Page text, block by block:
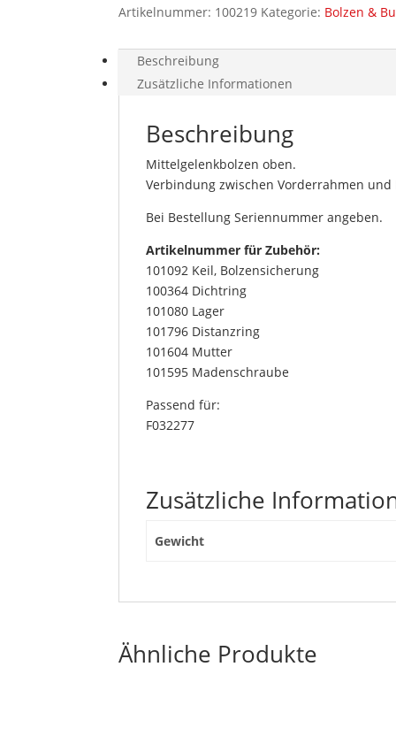
Menge
Artikelnummer: 100219 Kategorie: Bolzen &
Beschreibung
Zusätzliche Informationen
Beschreibung
Mittelgelenkbolzen oben.
Verbindung zwischen Vorderrahmen
Bei Bestellung Seriennummer angeben.
Artikelnummer für Zubehör:
101092 Keil, Bolzensicherung
100364 Dichtring
101080 Lager
101796 Distanzring
101604 Mutter
101595 Madenschraube
Passend für:
F032277
Zusätzliche
Gewicht
Ähnliche Produkte